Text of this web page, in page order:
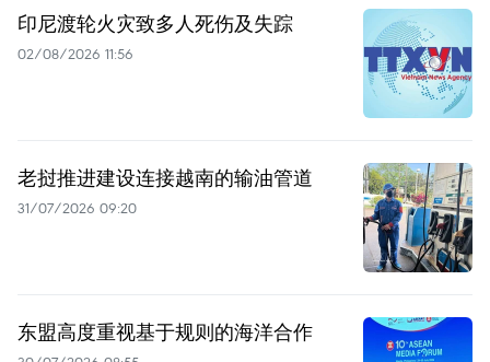
印尼渡轮火灾致多人死伤及失踪
02/08/2026 11:56
老挝推进建设连接越南的输油管道
31/07/2026 09:20
东盟高度重视基于规则的海洋合作